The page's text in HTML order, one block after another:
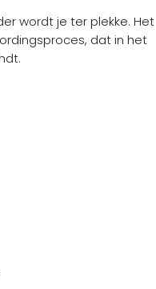
wordt je ter plekke. Het
dat in het